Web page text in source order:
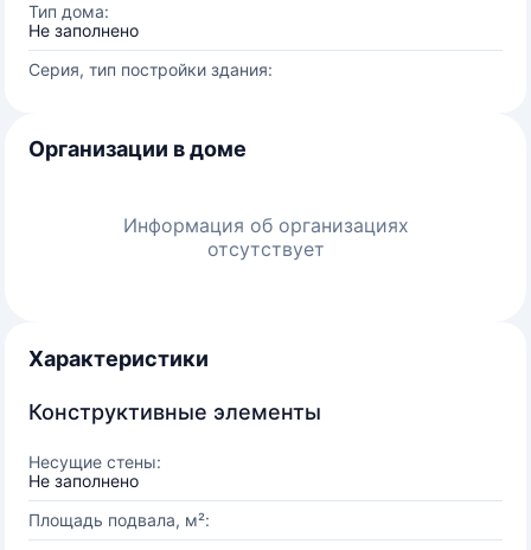
Тип дома:
Не заполнено
Серия, тип постройки здания:
Организации в доме
Информация об организациях
отсутствует
Характеристики
Конструктивные элементы
Несущие стены:
Не заполнено
Площадь подвала, м²: